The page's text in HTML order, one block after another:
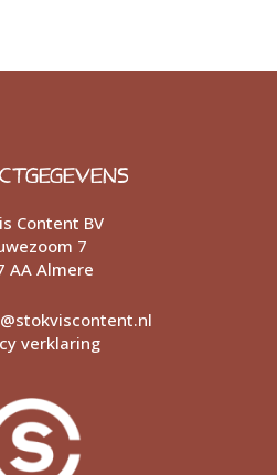
Content BV
7
AA Almere
verklaring